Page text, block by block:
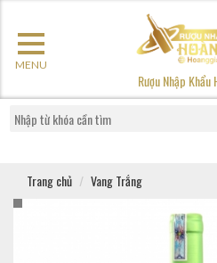
MENU
Rượu Nhập Khẩu
Trang chủ Vang Trắng